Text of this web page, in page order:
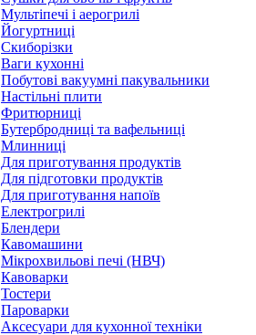
Мультіпечі і аерогрилі
Йогуртниці
Скиборізки
Ваги кухонні
Побутові вакуумні пакувальники
Настільні плити
Фритюрниці
Бутербродниці та вафельниці
Млинниці
Для приготування продуктів
Для підготовки продуктів
Для приготування напоїв
Електрогрилі
Блендери
Кавомашини
Мікрохвильові печі (НВЧ)
Кавоварки
Тостери
Пароварки
Аксесуари для кухонної техніки